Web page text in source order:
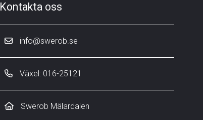
Kontakta oss
info@swerob.se
Växel: 016-25121
Swerob Mälardalen